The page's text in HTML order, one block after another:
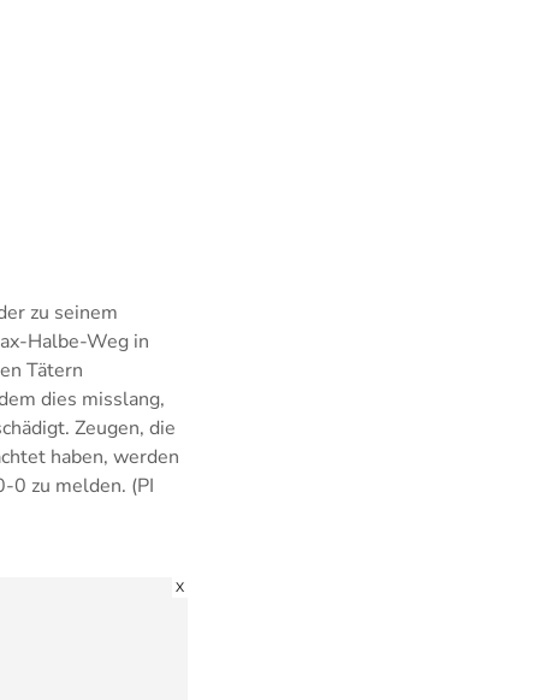
zu seinem
Halbe-Weg in
Tätern
dies misslang,
Zeugen, die
haben, werden
0 zu melden. (PI
X